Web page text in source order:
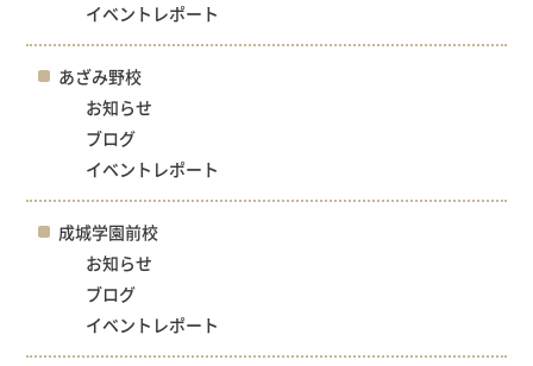
イベントレポート
あざみ野校
お知らせ
ブログ
イベントレポート
成城学園前校
お知らせ
ブログ
イベントレポート